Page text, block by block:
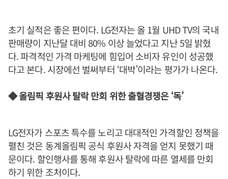
초기 실적은 좋은 편이다. LG전자는 올 1월 UHD TV의 국내
판매량이 지난달 대비 80% 이상 늘었다고 지난 5일 밝혔
다. 파격적인 가격 마케팅에 힘입어 소비자 유인이 성공했
다고 본다. 시장에선 벌써부터 ‘대박’이라는 평가가 나온다.
◆ 올림픽 후원사 탈락 만회 위한 출혈경쟁은 ‘독’
LG전자가 스포츠 특수를 노리고 대대적인 가격할인 정책을
펼친 것은 동계올림픽 공식 후원사 자격을 얻지 못했기 때
문이다. 할인행사를 통해 후원사 탈락에 따른 열세를 만회
하기 위한 조처이다.